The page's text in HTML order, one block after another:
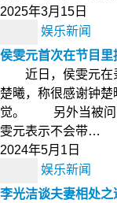
2025年3月15日
娱乐新闻
侯雯元首次在节目
近日，侯雯元在
楚曦，称很感谢钟
觉。 另外当被问
雯元表示不会带…
2024年5月1日
娱乐新闻
李光洁谈夫妻相处